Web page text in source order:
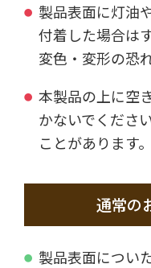
製品表面に灯油
付着した場合は
変色・変形の恐
本製品の上に空
かないでくださ
ことがあります。
通常の
製品表面につい